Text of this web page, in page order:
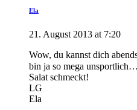
Ela
21. August 2013 at 7:20
Wow, du kannst dich
bin ja so mega
Salat schmeckt!
LG
Ela